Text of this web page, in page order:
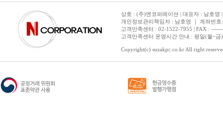
상호 : (주)엔코퍼레이션 | 대표자 : 남호영
개인정보관리책임자 : 남호영 ｜ 계좌번
고객만족센터 : 02-1522-7955 | FAX :
고객만족센터 운영시간 안내 : 평일(월~
Copyright(c) suzakpc.co.kr All right